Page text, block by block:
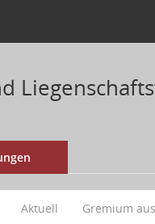
Aktuell Gremium